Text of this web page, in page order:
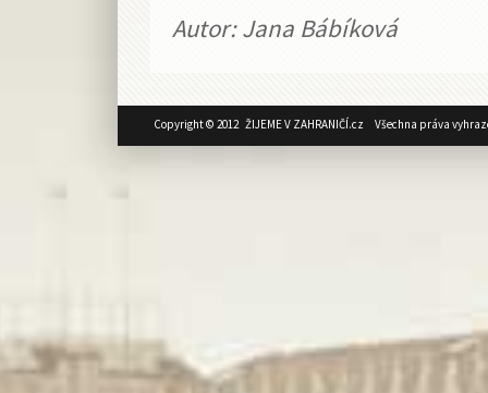
Autor: Jana Bábíková
Copyright © 2012 ŽIJEME V ZAHRANIČÍ.cz Všechna práva